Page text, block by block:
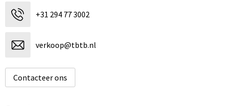
+31 294 77 3002
verkoop@tbtb.nl
Contacteer ons